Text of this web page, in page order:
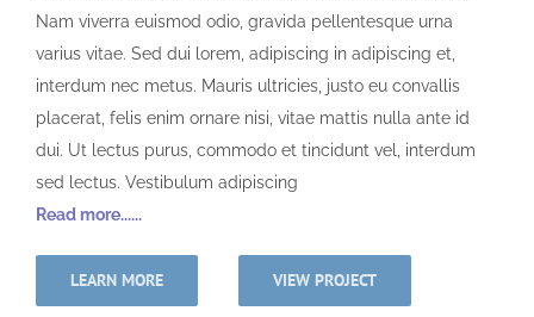
Nam viverra euismod odio, gravida pellentesque urna
varius vitae. Sed dui lorem, adipiscing in adipiscing et,
interdum nec metus. Mauris ultricies, justo eu convallis
placerat, felis enim ornare nisi, vitae mattis nulla ante id
dui. Ut lectus purus, commodo et tincidunt vel, interdum
sed lectus. Vestibulum adipiscing
Read more......
LEARN MORE VIEW PROJECT